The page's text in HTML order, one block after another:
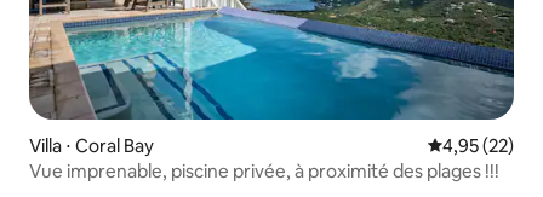
Villa ⋅ Coral Bay Évaluation
4,95 (22)
Vue imprenable, piscine privée, à proximité des plages !!!